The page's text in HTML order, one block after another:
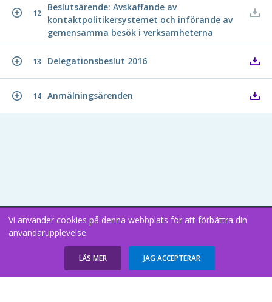
12
Beslutsärende: Avskaffande av
kontaktpolitikersystemet och införande av
gemensamma besök i verksamheterna
13 Delegationsbeslut 2016
14 Anmälningsärenden
Copyright В© 2026
Vi använder cookies på denna webbplats för att förbättra din
användarupplevelse.